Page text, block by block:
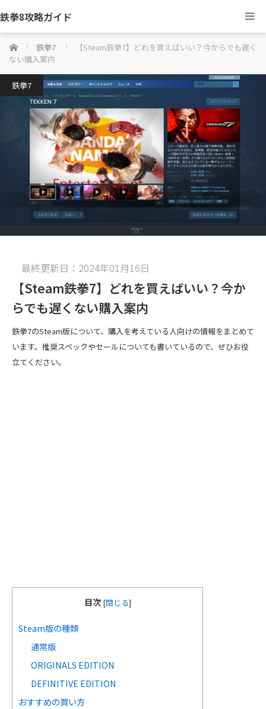
鉄拳8攻略ガイド
ホーム 鉄拳7
【Steam鉄拳7】どれを買えばいい？今からでも遅く
ない購入案内
鉄拳7
最終更新日：2024年01月16日
【Steam鉄拳7】どれを買えばいい？今か
らでも遅くない購入案内
鉄拳7のSteam版について、購入を考えている人向けの情報をまとめて
います。推奨スペックやセールについても書いているので、ぜひお役
立てください。
目次 [閉じる]
Steam版の種類
通常版
ORIGINALS EDITION
DEFINITIVE EDITION
おすすめの買い方